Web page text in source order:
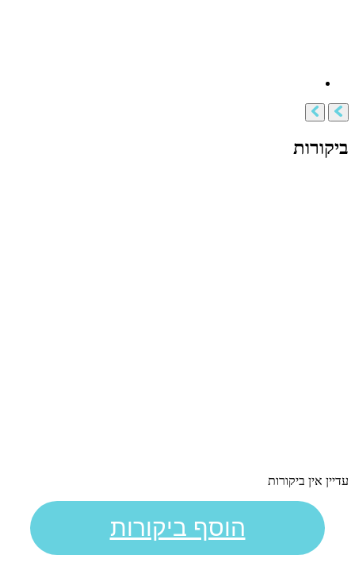
ביקורות
עדיין אין ביקורות
הוסף ביקורות